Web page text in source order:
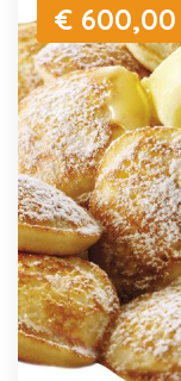
€ 600,00